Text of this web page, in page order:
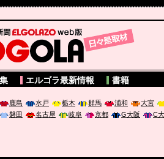
版 BLOGOLA
エルゴラ最新情報 書籍
鹿島 水戸 栃木 群馬 浦和
大宮
磐田 名古屋 岐阜 京都 G大阪
C